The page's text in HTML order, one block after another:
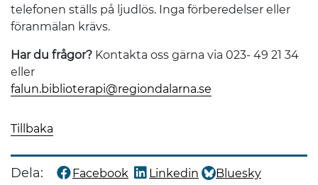
telefonen ställs på ljudlös. Inga förberedelser eller
föranmälan krävs.
Har du frågor? Kontakta oss gärna via 023- 49 21 34
eller
falun.biblioterapi@regiondalarna.se
Tillbaka
Dela: Dela denna sida på
Facebook
Dela denna sida på
Linkedin
Dela denna sida på
Bluesky